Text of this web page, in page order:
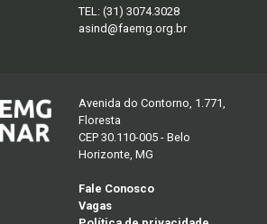
TEL: (31) 3074.3028
asind@faemg.org.br
Avenida do Contorno, 1.771,
Floresta
CEP 30.110-005 - Belo
Horizonte, MG
Fale Conosco
Vagas